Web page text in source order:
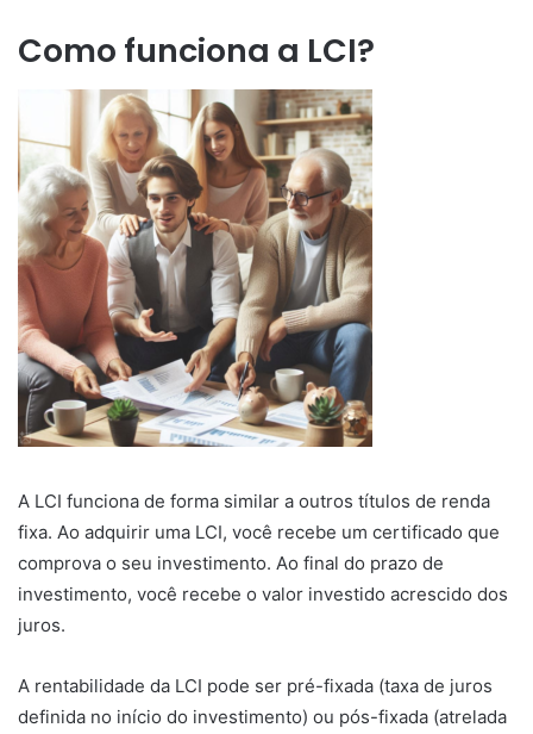
Como funciona a LCI?
A LCI funciona de forma similar a outros títulos de renda
fixa. Ao adquirir uma LCI, você recebe um certificado que
comprova o seu investimento. Ao final do prazo de
investimento, você recebe o valor investido acrescido dos
juros.
A rentabilidade da LCI pode ser pré-fixada (taxa de juros
definida no início do investimento) ou pós-fixada (atrelada